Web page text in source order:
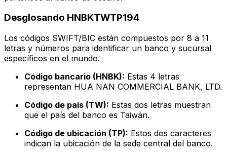
Desglosando HNBKTWTP194
Los códigos SWIFT/BIC están compuestos por 8 a 11
letras y números para identificar un banco y sucursal
específicos en el mundo.
Código bancario (HNBK): Estas 4 letras
representan HUA NAN COMMERCIAL BANK, LTD.
Código de país (TW): Estas dos letras muestran
que el país del banco es Taiwán.
Código de ubicación (TP): Estos dos caracteres
indican la ubicación de la sede central del banco.